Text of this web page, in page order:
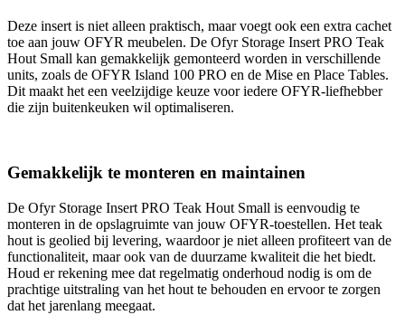
Deze insert is niet alleen praktisch, maar voegt ook een extra cachet
toe aan jouw OFYR meubelen. De Ofyr Storage Insert PRO Teak
Hout Small kan gemakkelijk gemonteerd worden in verschillende
units, zoals de OFYR Island 100 PRO en de Mise en Place Tables.
Dit maakt het een veelzijdige keuze voor iedere OFYR-liefhebber
die zijn buitenkeuken wil optimaliseren.
Gemakkelijk te monteren en maintainen
De Ofyr Storage Insert PRO Teak Hout Small is eenvoudig te
monteren in de opslagruimte van jouw OFYR-toestellen. Het teak
hout is geolied bij levering, waardoor je niet alleen profiteert van de
functionaliteit, maar ook van de duurzame kwaliteit die het biedt.
Houd er rekening mee dat regelmatig onderhoud nodig is om de
prachtige uitstraling van het hout te behouden en ervoor te zorgen
dat het jarenlang meegaat.